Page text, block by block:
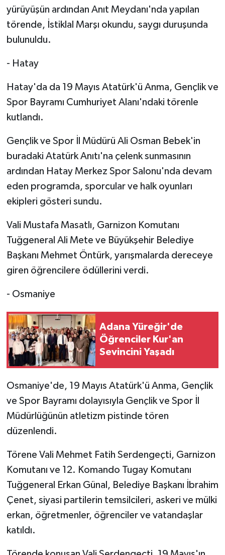
yürüyüşün ardından Anıt Meydanı'nda yapılan
törende, İstiklal Marşı okundu, saygı duruşunda
bulunuldu.
- Hatay
Hatay'da da 19 Mayıs Atatürk'ü Anma, Gençlik ve
Spor Bayramı Cumhuriyet Alanı'ndaki törenle
kutlandı.
Gençlik ve Spor İl Müdürü Ali Osman Bebek'in
buradaki Atatürk Anıtı'na çelenk sunmasının
ardından Hatay Merkez Spor Salonu'nda devam
eden programda, sporcular ve halk oyunları
ekipleri gösteri sundu.
Vali Mustafa Masatlı, Garnizon Komutanı
Tuğgeneral Ali Mete ve Büyükşehir Belediye
Başkanı Mehmet Öntürk, yarışmalarda dereceye
giren öğrencilere ödüllerini verdi.
- Osmaniye
Adana Yüreğir'de
Öğrenciler Kur'an
Sevincini Yaşadı
Osmaniye'de, 19 Mayıs Atatürk'ü Anma, Gençlik
ve Spor Bayramı dolayısıyla Gençlik ve Spor İl
Müdürlüğünün atletizm pistinde tören
düzenlendi.
Törene Vali Mehmet Fatih Serdengeçti, Garnizon
Komutanı ve 12. Komando Tugay Komutanı
Tuğgeneral Erkan Günal, Belediye Başkanı İbrahim
Çenet, siyasi partilerin temsilcileri, askeri ve mülki
erkan, öğretmenler, öğrenciler ve vatandaşlar
katıldı.